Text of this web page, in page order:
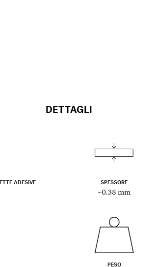
ADESIVE
DETTAGLI
SPESSORE
~0.38 mm
PESO